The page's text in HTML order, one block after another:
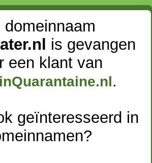
domeinnaam
is gevangen
een klant van
.
geïnteresseerd in